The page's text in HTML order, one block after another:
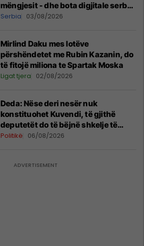
mëngjesit - dhe bota digjitale serbe
shpall gjendjen e luftës
Serbia 03/08/2026
Mirlind Daku mes lotëve
përshëndetet me Rubin Kazanin, do
të fitojë miliona te Spartak Moska
Ligat tjera 02/08/2026
Deda: Nëse deri nesër nuk
konstituohet Kuvendi, të gjithë
deputetët do të bëjnë shkelje të
rëndë kushtetuese
Politikë 06/08/2026